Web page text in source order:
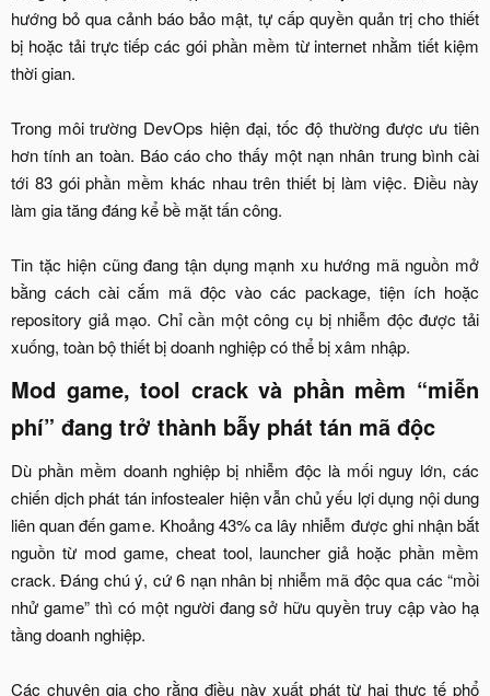
hướng bỏ qua cảnh báo bảo mật, tự cấp quyền quản trị cho thiết
bị hoặc tải trực tiếp các gói phần mềm từ internet nhằm tiết kiệm
thời gian.
Trong môi trường DevOps hiện đại, tốc độ thường được ưu tiên
hơn tính an toàn. Báo cáo cho thấy một nạn nhân trung bình cài
tới 83 gói phần mềm khác nhau trên thiết bị làm việc. Điều này
làm gia tăng đáng kể bề mặt tấn công.
Tin tặc hiện cũng đang tận dụng mạnh xu hướng mã nguồn mở
bằng cách cài cắm mã độc vào các package, tiện ích hoặc
repository giả mạo. Chỉ cần một công cụ bị nhiễm độc được tải
xuống, toàn bộ thiết bị doanh nghiệp có thể bị xâm nhập.​
Mod game, tool crack và phần mềm “miễn
phí” đang trở thành bẫy phát tán mã độc​
Dù phần mềm doanh nghiệp bị nhiễm độc là mối nguy lớn, các
chiến dịch phát tán infostealer hiện vẫn chủ yếu lợi dụng nội dung
liên quan đến game. Khoảng 43% ca lây nhiễm được ghi nhận bắt
nguồn từ mod game, cheat tool, launcher giả hoặc phần mềm
crack. Đáng chú ý, cứ 6 nạn nhân bị nhiễm mã độc qua các “mồi
nhử game” thì có một người đang sở hữu quyền truy cập vào hạ
tầng doanh nghiệp.
Các chuyên gia cho rằng điều này xuất phát từ hai thực tế phổ